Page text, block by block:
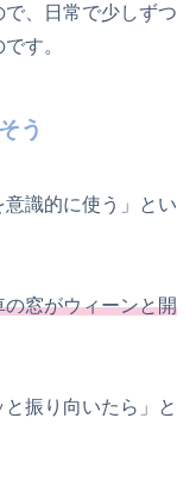
、日常で少しずつ
す。
う
識的に使う」とい
窓がウィーンと開
振り向いたら」と